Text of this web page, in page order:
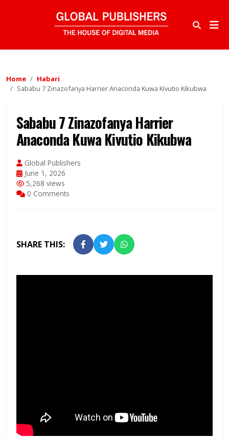
Home
Habari
Sababu 7 Zinazofanya Harrier Anaconda Kuwa Kivutio Kikubwa
Sababu 7 Zinazofanya Harrier
Anaconda Kuwa Kivutio Kikubwa
Global Publishers
June 1, 2026
5,268 views
0 Comments
SHARE THIS: